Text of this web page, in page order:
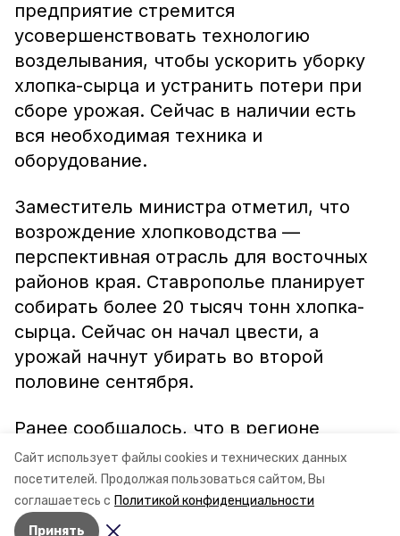
Сайт использует файлы cookies и технических данных
посетителей. Продолжая пользоваться сайтом, Вы
соглашаетесь с Политикой конфиденциальности
Принять
предприятие стремится
усовершенствовать технологию
возделывания, чтобы ускорить уборку
хлопка-сырца и устранить потери при
сборе урожая. Сейчас в наличии есть
вся необходимая техника и
оборудование.
Заместитель министра отметил, что
возрождение хлопководства —
перспективная отрасль для восточных
районов края. Ставрополье планирует
собирать более 20 тысяч тонн хлопка-
сырца. Сейчас он начал цвести, а
урожай начнут убирать во второй
половине сентября.
Ранее сообщалось, что в регионе
началасьуборка овощей открытого
грунта.